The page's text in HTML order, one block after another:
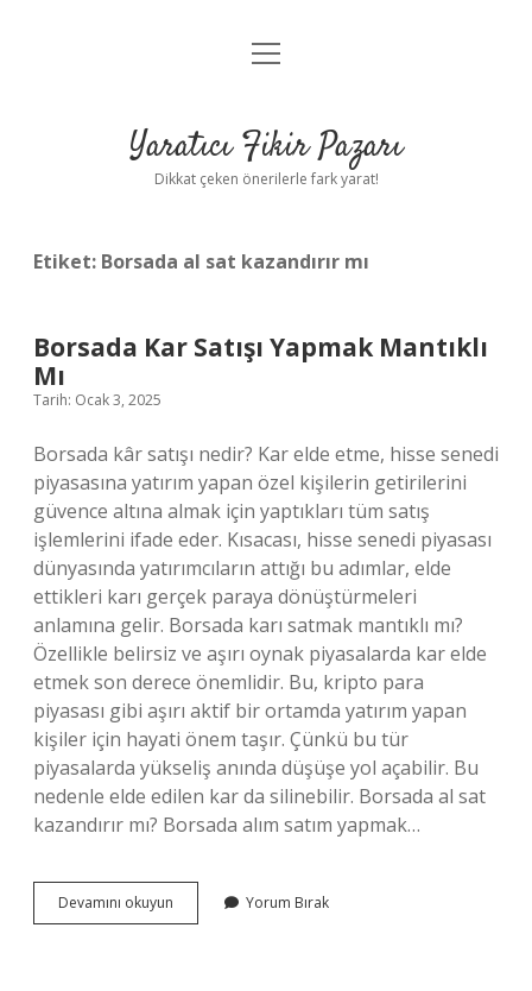
Anasayfa
Yasal Uyarı
menüyü
Yaratıcı Fikir Pazarı
Dikkat çeken önerilerle fark yarat!
Etiket: Borsada al sat kazandırır mı
Borsada Kar Satışı Yapmak Mantıklı
Mı
Tarih: Ocak 3, 2025
Borsada kâr satışı nedir? Kar elde etme, hisse senedi
piyasasına yatırım yapan özel kişilerin getirilerini
güvence altına almak için yaptıkları tüm satış
işlemlerini ifade eder. Kısacası, hisse senedi piyasası
dünyasında yatırımcıların attığı bu adımlar, elde
ettikleri karı gerçek paraya dönüştürmeleri
anlamına gelir. Borsada karı satmak mantıklı mı?
Özellikle belirsiz ve aşırı oynak piyasalarda kar elde
etmek son derece önemlidir. Bu, kripto para
piyasası gibi aşırı aktif bir ortamda yatırım yapan
kişiler için hayati önem taşır. Çünkü bu tür
piyasalarda yükseliş anında düşüşe yol açabilir. Bu
nedenle elde edilen kar da silinebilir. Borsada al sat
kazandırır mı? Borsada alım satım yapmak…
Devamını okuyun Borsada
Kar
Yorum Bırak